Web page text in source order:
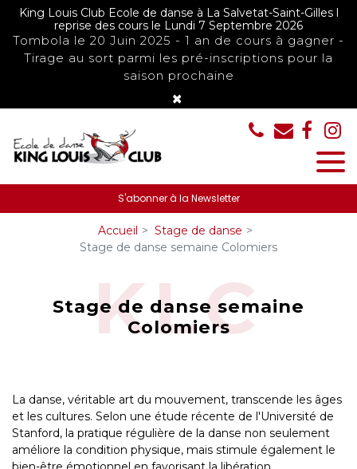
King Louis Club Ecole de danse à La Salvetat-Saint-Gilles l
reprise des cours le Lundi 7 Septembre 2026
Tombola le 20 Juin 2025 - 1 an de cours à gagner -
Tirage au sort parmi les pré-inscriptions pour la
saison prochaine
×
S'abonner à la Newsletter
Accueil
Stage de danse
Stage de danse semaine Colomiers
Stage de danse semaine
Colomiers
La danse, véritable art du mouvement, transcende les âges
et les cultures. Selon une étude récente de l'Université de
Stanford, la pratique régulière de la danse non seulement
améliore la condition physique, mais stimule également le
Panneau de gestion des cookies